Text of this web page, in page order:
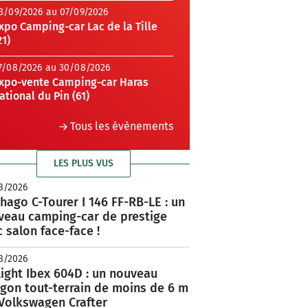
09/2026 au 07/09/2026
Camping-car Lac de la Tille
08/2026 au 30/08/2026
vente Camping-car Haras
du Pin (61)
Tous les évènements
LES PLUS VUS
2026
C-Tourer I 146 FF-RB-LE : un
camping-car de prestige
salon face-face !
2026
Ibex 604D : un nouveau
tout-terrain de moins de 6 m
Crafter